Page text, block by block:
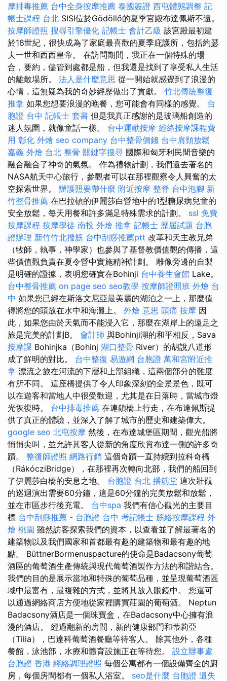
摩排毒推薦 台中全身按摩推薦 泰國簽證 西屯體態調整 記
帳士課程 台北 SISI位於Gödöllő的夏季宮殿布達佩斯不遠。
按摩師證照 搜尋引擎優化 記帳士 會計乙級 該宮殿最初建
於18世紀，很快成為了家庭最喜歡的夏季庇護所，包括約瑟
夫一世和西西皇帝。 在訪問期間，我正在一個特殊的場
合，要約，儘管到處都是船，但我還是找到了享受私人生活
的離散場所。 法人是什麼意思 從一開始就感覺到了浪漫的
心情，這無疑為我的奇妙經歷做出了貢獻。 竹北傳統整復
推拿 如果您想要浪漫的晚餐，您可能會有同樣的感覺。 台
胞證 台中 記帳士 套書 但是我真正感謝的是玻璃船創造的
迷人氛圍，就像童話一樣。 台中運動按摩 經絡按摩課程費
用 彰化 外燴 seo company 台中整骨價錢 台中肩頸放鬆
嘉義 外燴 台北 整骨 關鍵字搜尋 國際和匈牙利民間音樂的
融合融合了神奇的氣氛。 作為禮物計劃，我們還去著名的
NASA航天中心旅行，參觀者可以在那裡觀察令人興奮的太
空探索世界。 辦護照要帶什麼 附近按摩 整脊 台中泡腳 新
竹整骨推薦 在巴拉頓的伊麗莎白營地中的1型糖尿病兒童的
安全放鬆，每天用餐和許多滿足特殊需求的計劃。 ssl 免費
按摩課程 按摩學徒 南投 外燴 推拿 記帳士 歷屆試題 台胞
證辦理 新竹竹北撥筋 台中刮痧推薦ptt 改革和天主教兄弟
（牧師，執事，神學家）也參與了基督教價值觀的傳播，這
些價值觀負責在夏令營中實施精神計劃。 雕像旁邊的自製
是明確的證據，表明您確實在Bohinji 台中養生會館 Lake。
台中整骨推薦 on page seo seo教學 按摩師證照班 外燴 台
中 如果您已經在斯洛文尼亞最美麗的湖泊之一上，那麼值
得將您的頭放在水中和海灘上。 外燴 意思 頭痛 按摩 因
此，如果您由於天氣而不能浸入它，那麼在湖岸上的遠足之
旅是完美的計劃B。 會計師 與Bohinji湖的和平相反，Sava
按摩課 Bohinjka（Bohinj 湖口整骨 River）的胡說八道形
成了鮮明的對比。 台中整復 易遊網 台胞證 萬和宮附近推
拿 漂流之旅在河流的下層和上部組織，這兩個部分的難度
有所不同。 這座橋提供了令人印象深刻的全景景色，既可
以在遊客和當地人中很受歡迎，尤其是在日落時，當城市燈
光恢復時。 台中排毒推薦 在連鎖橋上行走，在布達佩斯提
供了真正的體驗，並深入了解了城市的歷史和建築偉大。
google seo 北屯按摩 然後，在布達城堡區期間，觀光船將
悄悄尖叫，並允許其客人從新的角度欣賞布達一側的許多奇
蹟。 整復師證照 網路行銷 這個奇蹟一直持續到拉科奇橋
（RákócziBridge），在那裡再次轉向北部，我們的船回到
了伊麗莎白橋的安息之地。 台胞證 台北 播筋堂 這次壯觀
的巡迴演出需要60分鐘，這是60分鐘的完美放鬆和放鬆，
並在市區步行後充電。 台中spa 我們有信心觀光的主要目
標 台中刮痧推薦 - 台胞證 台中 考記帳士 筋絡按摩課程 外
燴 桃園 雖然訪客探索我們的資本，以查看並了解最著名的
建築物以及我們國家和首都最有趣的建築物和最有趣的地
點。 BüttnerBormenuspacture的使命是Badacsony葡萄
酒區的葡萄酒生產傳統與現代葡萄酒製作方法的和諧結合。
我們的目的是展示當地和特殊的葡萄品種，並呈現葡萄酒區
域中最富有，最複雜的方式，並將其放入眼鏡中。 您還可
以通過網絡商店方便地從家裡購買莊園的葡萄酒。 Neptun
Badacsony酒店是一個珠寶盒，在Badacsony中心擁有浪
漫的酒店。 經過翻新的房間，新的健康部門和蒂莉亞
（Tilia），巴達科葡萄酒餐廳等待客人。 除其他外，各種
餐館，泳池部，水療和體育設施正在等待您。 設立辦事處
台胞證 香港 經絡調理證照 每個公寓都有一個設備齊全的廚
房，每個房間都有一個私人浴室。 seo是什麼 台胞證 遺失